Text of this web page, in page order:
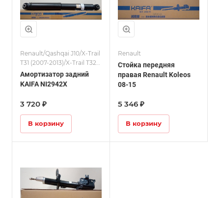
Renault/Qashqai J10/X-Trail
T31 (2007-2013)/X-Trail T32/
Амортизаторы
Амортизатор задний
KAIFA NI2942X
3 720 ₽
В корзину
Renault
Стойка передняя
правая Renault Koleos
08-15
5 346 ₽
В корзину